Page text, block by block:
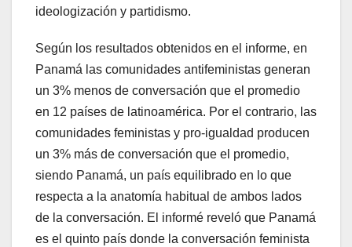
ideologización y partidismo.
Según los resultados obtenidos en el informe, en
Panamá las comunidades antifeministas generan
un 3% menos de conversación que el promedio
en 12 países de latinoamérica. Por el contrario, las
comunidades feministas y pro-igualdad producen
un 3% más de conversación que el promedio,
siendo Panamá, un país equilibrado en lo que
respecta a la anatomía habitual de ambos lados
de la conversación. El informé reveló que Panamá
es el quinto país donde la conversación feminista